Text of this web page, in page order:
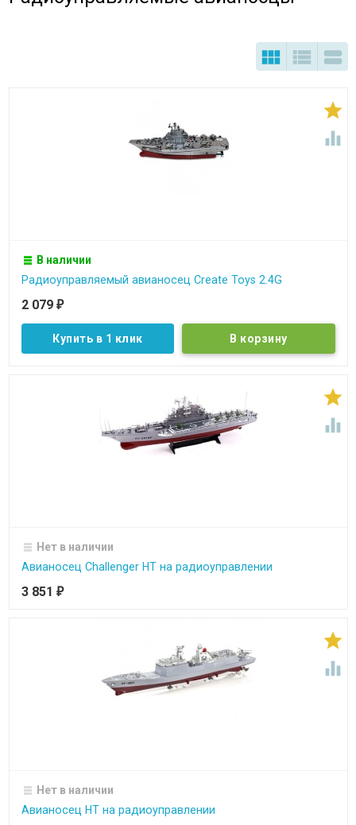
  


В наличии
Радиоуправляемый авианосец Create Toys 2.4G
2 079 ₽
Купить в 1 клик


Нет в наличии
Авианосец Challenger HT на радиоуправлении
3 851 ₽


Нет в наличии
Авианосец HT на радиоуправлении